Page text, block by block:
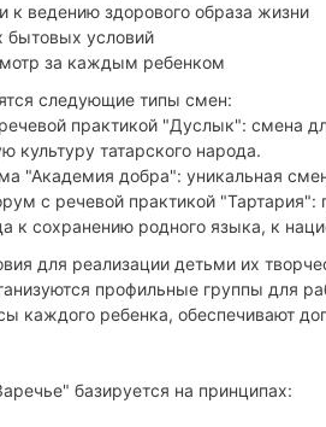
к ведению здорового образа жизни
бытовых условий
за каждым ребенком
следующие типы смен:
практикой "Дуслык": смена
культуру татарского народа.
"Академия добра": уникальная
с речевой практикой "Тартария":
к сохранению родного языка, к
для реализации детьми их
профильные группы для
каждого ребенка, обеспечивают
базируется на принципах: